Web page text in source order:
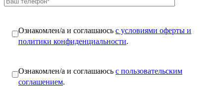
Ознакомлен/а и соглашаюсь с условиями оферты и
политики конфиденциальности.
Ознакомлен/а и соглашаюсь с пользовательским
соглашением.